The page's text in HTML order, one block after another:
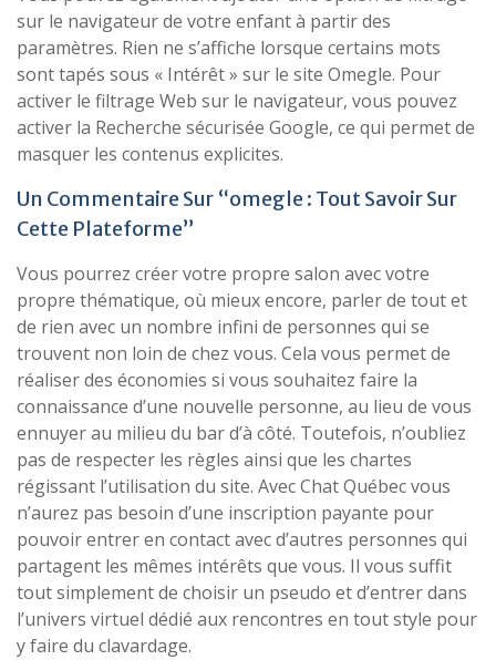
sur le navigateur de votre enfant à partir des
paramètres. Rien ne s’affiche lorsque certains mots
sont tapés sous « Intérêt » sur le site Omegle. Pour
activer le filtrage Web sur le navigateur, vous pouvez
activer la Recherche sécurisée Google, ce qui permet de
masquer les contenus explicites.
Un Commentaire Sur “omegle : Tout Savoir Sur
Cette Plateforme”
Vous pourrez créer votre propre salon avec votre
propre thématique, où mieux encore, parler de tout et
de rien avec un nombre infini de personnes qui se
trouvent non loin de chez vous. Cela vous permet de
réaliser des économies si vous souhaitez faire la
connaissance d’une nouvelle personne, au lieu de vous
ennuyer au milieu du bar d’à côté. Toutefois, n’oubliez
pas de respecter les règles ainsi que les chartes
régissant l’utilisation du site. Avec Chat Québec vous
n’aurez pas besoin d’une inscription payante pour
pouvoir entrer en contact avec d’autres personnes qui
partagent les mêmes intérêts que vous. Il vous suffit
tout simplement de choisir un pseudo et d’entrer dans
l’univers virtuel dédié aux rencontres en tout style pour
y faire du clavardage.